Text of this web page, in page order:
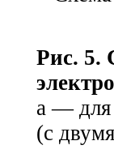
Рис. 5.
а — для
(с